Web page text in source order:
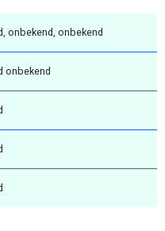
onbekend, onbekend
onbekend